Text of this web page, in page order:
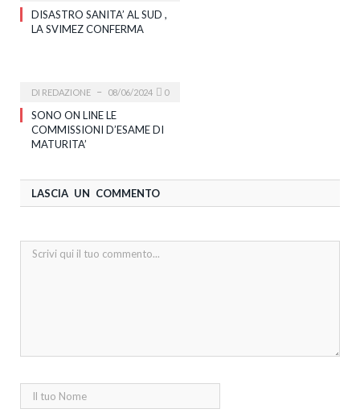
DISASTRO SANITA’ AL SUD ,
LA SVIMEZ CONFERMA
DI REDAZIONE 08/06/2024 0
SONO ON LINE LE
COMMISSIONI D’ESAME DI
MATURITA’
LASCIA UN COMMENTO